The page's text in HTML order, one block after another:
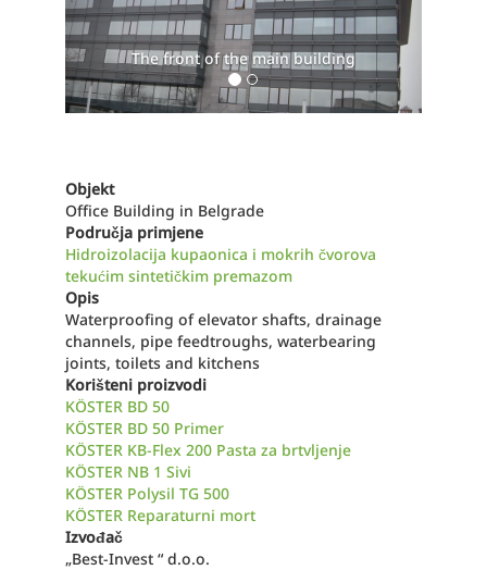
building The whole complex
Objekt
Office Building in Belgrade
Područja primjene
Hidroizolacija kupaonica i mokrih čvorova
tekućim sintetičkim premazom
Opis
Waterproofing of elevator shafts, drainage
channels, pipe feedtroughs, waterbearing
joints, toilets and kitchens
Korišteni proizvodi
KÖSTER BD 50
KÖSTER BD 50 Primer
KÖSTER KB-Flex 200 Pasta za brtvljenje
KÖSTER NB 1 Sivi
KÖSTER Polysil TG 500
KÖSTER Reparaturni mort
Izvođač
„Best-Invest “ d.o.o.